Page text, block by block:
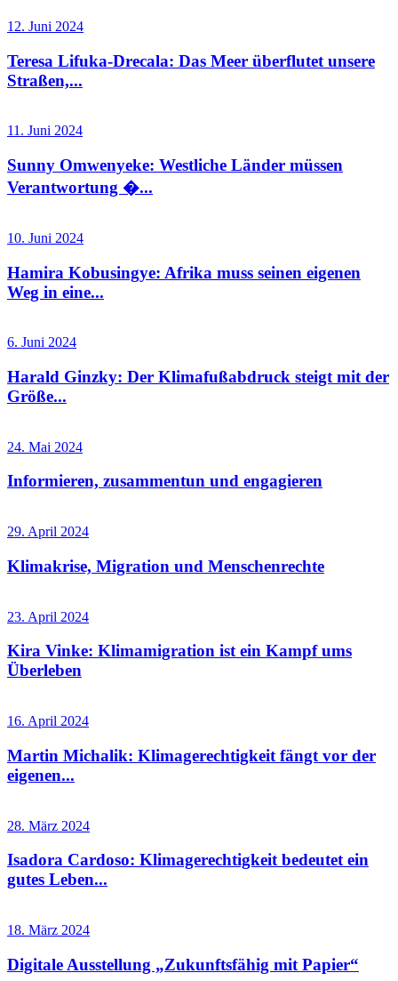
12. Juni 2024
Teresa Lifuka-Drecala: Das Meer überflutet unsere
Straßen,...
11. Juni 2024
Sunny Omwenyeke: Westliche Länder müssen
Verantwortung �...
10. Juni 2024
Hamira Kobusingye: Afrika muss seinen eigenen
Weg in eine...
6. Juni 2024
Harald Ginzky: Der Klimafußabdruck steigt mit der
Größe...
24. Mai 2024
Informieren, zusammentun und engagieren
29. April 2024
Klimakrise, Migration und Menschenrechte
23. April 2024
Kira Vinke: Klimamigration ist ein Kampf ums
Überleben
16. April 2024
Martin Michalik: Klimagerechtigkeit fängt vor der
eigenen...
28. März 2024
Isadora Cardoso: Klimagerechtigkeit bedeutet ein
gutes Leben...
18. März 2024
Digitale Ausstellung „Zukunftsfähig mit Papier“